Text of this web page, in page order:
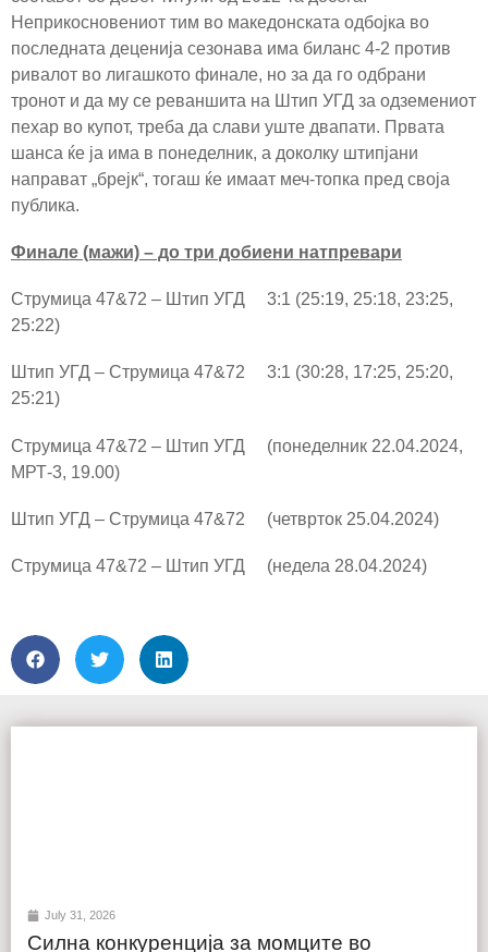
Неприкосновениот тим во македонската одбојка во
последната деценија сезонава има биланс 4-2 против
ривалот во лигашкото финале, но за да го одбрани
тронот и да му се реваншита на Штип УГД за одземениот
пехар во купот, треба да слави уште двапати. Првата
шанса ќе ја има в понеделник, а доколку штипјани
направат „брејк“, тогаш ќе имаат меч-топка пред своја
публика.
Финале (мажи) – до три добиени натпревари
Струмица 47&72 – Штип УГД 3:1 (25:19, 25:18, 23:25,
25:22)
Штип УГД – Струмица 47&72 3:1 (30:28, 17:25, 25:20,
25:21)
Струмица 47&72 – Штип УГД (понеделник 22.04.2024,
МРТ-3, 19.00)
Штип УГД – Струмица 47&72 (четврток 25.04.2024)
Струмица 47&72 – Штип УГД (недела 28.04.2024)
July 31, 2026
Силна конкуренција за момците во